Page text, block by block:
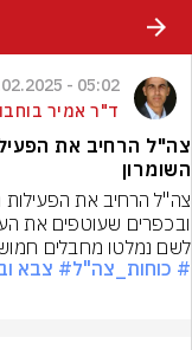
05:02 - 24.02.2025
ד"ר אמיר
צה"ל הרחיב את
השומרון
לשם נמלטו מחבלים
# כוחות_צה"ל# צבא